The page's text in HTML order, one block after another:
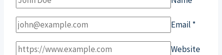
Email *
Website